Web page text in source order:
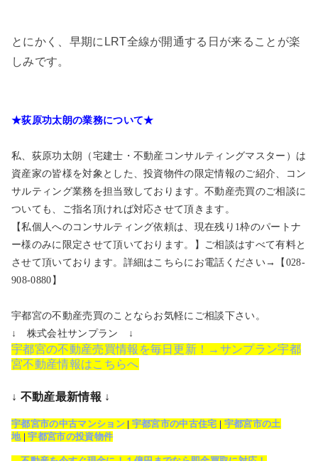
とにかく、早期にLRT全線が開通する日が来ることが楽
しみです。
★荻原功太朗の業務について★
私、荻原功太朗（宅建士・不動産コンサルティングマスター）は
資産家の皆様を対象とした、投資物件の限定情報のご紹介、コン
サルティング業務を担当致しております。不動産売買のご相談に
ついても、ご指名頂ければ対応させて頂きます。
【私個人へのコンサルティング依頼は、現在残り1枠のパートナ
ー様のみに限定させて頂いております。】ご相談はすべて有料と
させて頂いております。詳細はこちらにお電話ください→【028-
908-0880】
宇都宮の不動産売買のことならお気軽にご相談下さい。
↓ 株式会社サンプラン ↓
宇都宮の不動産売買情報を毎日更新！→サンプラン宇都
宮不動産情報はこちらへ
↓ 不動産最新情報 ↓
宇都宮市の中古マンション| 宇都宮市の中古住宅 | 宇都宮市の土
地|宇都宮市の投資物件